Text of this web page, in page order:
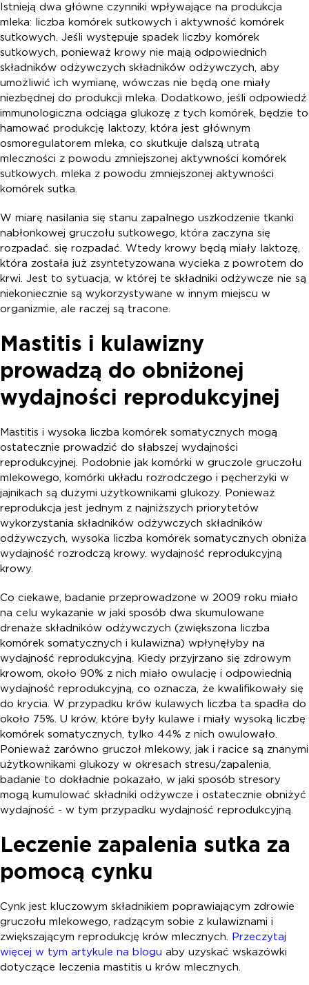
Istnieją dwa główne czynniki wpływające na produkcja
mleka: liczba komórek sutkowych i aktywność komórek
sutkowych. Jeśli występuje spadek liczby komórek
sutkowych, ponieważ krowy nie mają odpowiednich
składników odżywczych składników odżywczych, aby
umożliwić ich wymianę, wówczas nie będą one miały
niezbędnej do produkcji mleka. Dodatkowo, jeśli odpowiedź
immunologiczna odciąga glukozę z tych komórek, będzie to
hamować produkcję laktozy, która jest głównym
osmoregulatorem mleka, co skutkuje dalszą utratą
mleczności z powodu zmniejszonej aktywności komórek
sutkowych. mleka z powodu zmniejszonej aktywności
komórek sutka.
W miarę nasilania się stanu zapalnego uszkodzenie tkanki
nabłonkowej gruczołu sutkowego, która zaczyna się
rozpadać. się rozpadać. Wtedy krowy będą miały laktozę,
która została już zsyntetyzowana wycieka z powrotem do
krwi. Jest to sytuacja, w której te składniki odżywcze nie są
niekoniecznie są wykorzystywane w innym miejscu w
organizmie, ale raczej są tracone.
Mastitis i kulawizny
prowadzą do obniżonej
wydajności reprodukcyjnej
Mastitis i wysoka liczba komórek somatycznych mogą
ostatecznie prowadzić do słabszej wydajności
reprodukcyjnej. Podobnie jak komórki w gruczole gruczołu
mlekowego, komórki układu rozrodczego i pęcherzyki w
jajnikach są dużymi użytkownikami glukozy. Ponieważ
reprodukcja jest jednym z najniższych priorytetów
wykorzystania składników odżywczych składników
odżywczych, wysoka liczba komórek somatycznych obniża
wydajność rozrodczą krowy. wydajność reprodukcyjną
krowy.
Co ciekawe, badanie przeprowadzone w 2009 roku miało
na celu wykazanie w jaki sposób dwa skumulowane
drenaże składników odżywczych (zwiększona liczba
komórek somatycznych i kulawizna) wpłynęłyby na
wydajność reprodukcyjną. Kiedy przyjrzano się zdrowym
krowom, około 90% z nich miało owulację i odpowiednią
wydajność reprodukcyjną, co oznacza, że kwalifikowały się
do krycia. W przypadku krów kulawych liczba ta spadła do
około 75%. U krów, które były kulawe i miały wysoką liczbę
komórek somatycznych, tylko 44% z nich owulowało.
Ponieważ zarówno gruczoł mlekowy, jak i racice są znanymi
użytkownikami glukozy w okresach stresu/zapalenia,
badanie to dokładnie pokazało, w jaki sposób stresory
mogą kumulować składniki odżywcze i ostatecznie obniżyć
wydajność - w tym przypadku wydajność reprodukcyjną.
Leczenie zapalenia sutka za
pomocą cynku
Cynk jest kluczowym składnikiem poprawiającym zdrowie
gruczołu mlekowego, radzącym sobie z kulawiznami i
zwiększającym reprodukcję krów mlecznych. Przeczytaj
więcej w tym artykule na blogu aby uzyskać wskazówki
dotyczące leczenia mastitis u krów mlecznych.